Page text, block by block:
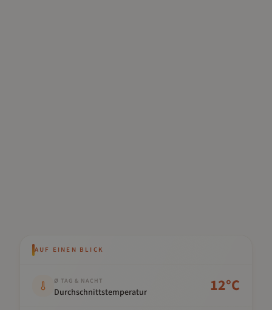
AUF EINEN BLICK
Ø TAG & NACHT
Durchschnittstemperatur 12°C